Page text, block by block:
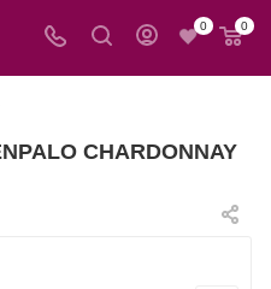
0 0
CHARDONNAY